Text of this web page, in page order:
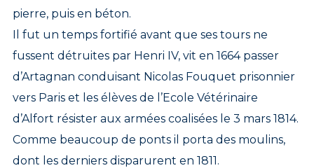
pierre, puis en béton.
Il fut un temps fortifié avant que ses tours ne
fussent détruites par Henri IV, vit en 1664 passer
d’Artagnan conduisant Nicolas Fouquet prisonnier
vers Paris et les élèves de l’Ecole Vétérinaire
d’Alfort résister aux armées coalisées le 3 mars 1814.
Comme beaucoup de ponts il porta des moulins,
dont les derniers disparurent en 1811.